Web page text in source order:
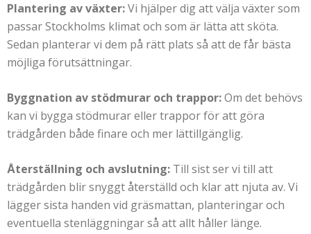
Plantering av växter:Vi hjälper dig att välja växter som
passar Stockholms klimat och som är lätta att sköta.
Sedan planterar vi dem på rätt plats så att de får bästa
möjliga förutsättningar.
Byggnation av stödmurar och trappor:Om det behövs
kan vi bygga stödmurar eller trappor för att göra
trädgården både finare och mer lättillgänglig.
Återställning och avslutning: Till sist ser vi till att
trädgården blir snyggt återställd och klar att njuta av. Vi
lägger sista handen vid gräsmattan, planteringar och
eventuella stenläggningar så att allt håller länge.